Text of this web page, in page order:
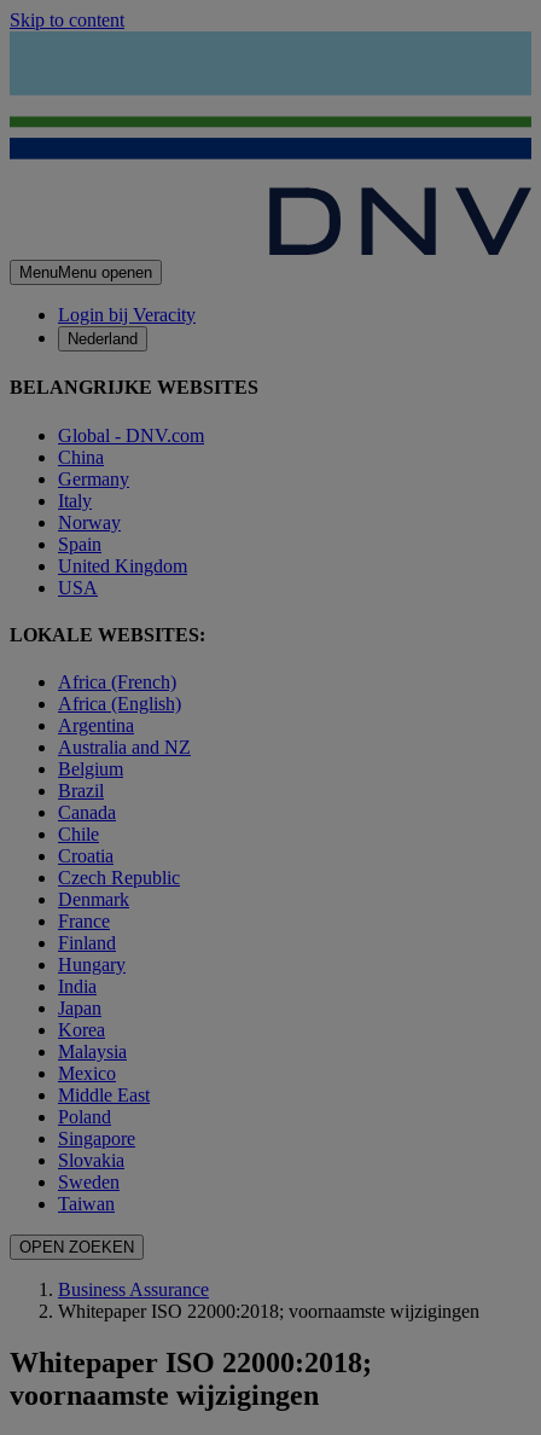
Skip to content
MenuMenu openen
Login bij Veracity
Nederland
BELANGRIJKE WEBSITES
Global - DNV.com
China
Germany
Italy
Norway
Spain
United Kingdom
USA
LOKALE WEBSITES:
Africa (French)
Africa (English)
Argentina
Australia and NZ
Belgium
Brazil
Canada
Chile
Croatia
Czech Republic
Denmark
France
Finland
Hungary
India
Japan
Korea
Malaysia
Mexico
Middle East
Poland
Singapore
Slovakia
Sweden
Taiwan
OPEN ZOEKEN
Business Assurance
Whitepaper ISO 22000:2018; voornaamste wijzigingen
Whitepaper ISO 22000:2018;
voornaamste wijzigingen